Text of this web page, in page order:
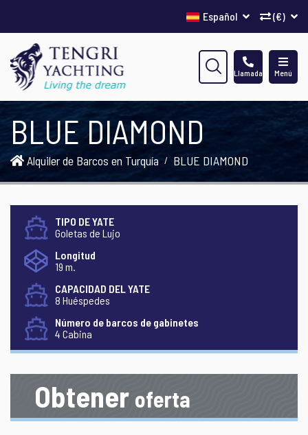
(€)
Español
Menú
Llamada
BLUE DIAMOND
Alquiler de Barcos en Turquía BLUE DIAMOND
TIPO DE YATE
Goletas de Lujo
Longitud
19 m.
CAPACIDAD DEL YATE
8 Huéspedes
Número de barcos de gabinetes
4 Cabina
Obtener oferta